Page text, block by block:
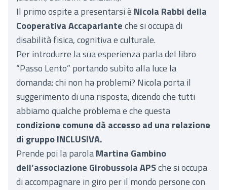
Il primo ospite a presentarsi è Nicola Rabbi della
Cooperativa Accaparlanteche si occupa di
disabilità fisica, cognitiva e culturale.
Per introdurre la sua esperienza parla del libro
“Passo Lento” portando subito alla luce la
domanda: chi non ha problemi? Nicola porta il
suggerimento di una risposta, dicendo che tutti
abbiamo qualche problema e che questa
condizione comune dà accesso ad una relazione
di gruppo INCLUSIVA.
Prende poi la parolaMartina Gambino
dell’associazione Girobussola APSche si occupa
di accompagnare in giro per il mondo persone con